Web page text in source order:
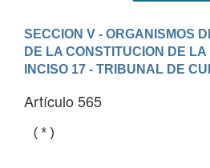
SECCION V - ORGANISMOS
DE LA CONSTITUCION DE
INCISO 17 - TRIBUNAL DE
Artículo 565